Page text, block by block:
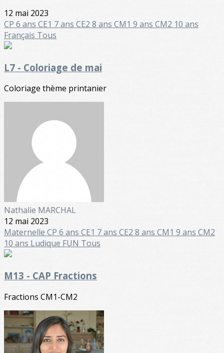
12 mai 2023
CP 6 ans CE1 7 ans CE2 8 ans CM1 9 ans CM2 10 ans
Français Tous
L7 - Coloriage de mai
Coloriage thème printanier
Nathalie MARCHAL
12 mai 2023
Maternelle CP 6 ans CE1 7 ans CE2 8 ans CM1 9 ans CM2
10 ans Ludique FUN Tous
M13 - CAP Fractions
Fractions CM1-CM2